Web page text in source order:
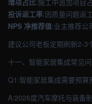
增项占比:施工中追加项目
投诉返工率:因质量问题返
NPS 净推荐值:业主推荐公
建议公司老板定期刷新2-3
十一、智能家居集成常见
Q1:智能家居集成需要预算
A:2026度汽车摩托与装备